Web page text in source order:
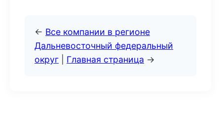
← Все компании в регионе
Дальневосточный федеральный
округ
Главная страница →